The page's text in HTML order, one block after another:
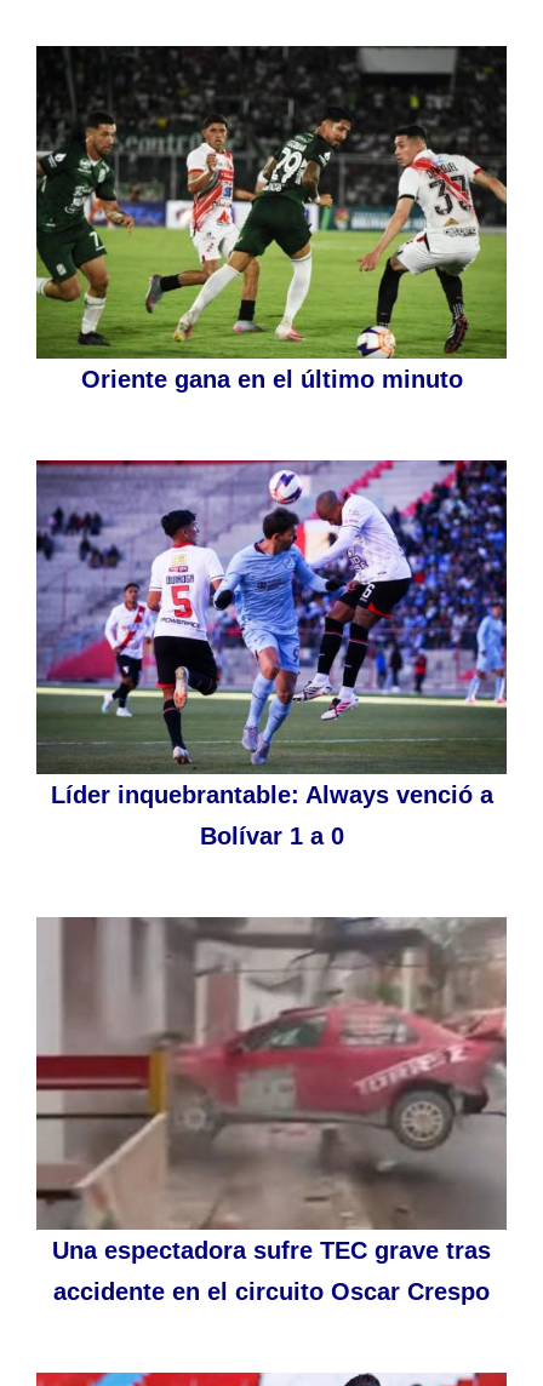
Oriente gana en el último minuto
Líder inquebrantable: Always venció a
Bolívar 1 a 0
Una espectadora sufre TEC grave tras
accidente en el circuito Oscar Crespo